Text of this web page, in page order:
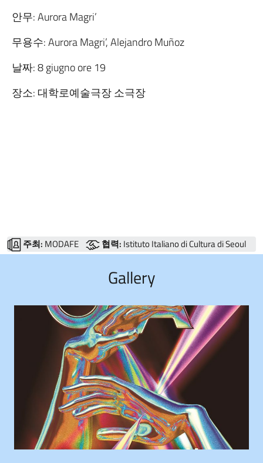
안무: Aurora Magri’
무용수: Aurora Magri’, Alejandro Muñoz
날짜: 8 giugno ore 19
장소: 대학로예술극장 소극장
주최: MODAFE 협력: Istituto Italiano di Cultura di Seoul
Gallery